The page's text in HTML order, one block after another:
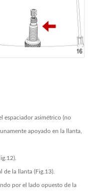
espaciador asimétrico (no
apoyado en la llanta,
la llanta (Fig.13).
por el lado opuesto de la